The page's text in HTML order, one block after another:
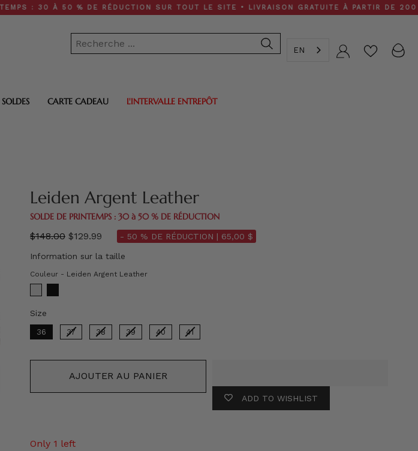
À 50 % DE RÉDUCTION SUR TOUT LE SITE • LIVRAISON GRATUITE À PARTIR DE 200 $
EN Compte
SOLDES CARTE CADEAU L'INTERVALLE ENTREPÔT
Leiden Argent Leather
SOLDE DE PRINTEMPS : 30 à 50 % DE RÉDUCTION
régulier
$148.00 $129.99 - 50 % DE RÉDUCTION | 65,00 $
Information sur la taille
Couleur - Leiden Argent LeatherCouleur
Size
36 37 38 39 40 41
AJOUTER AU PANIER
ADD TO WISHLIST
Only 1 left